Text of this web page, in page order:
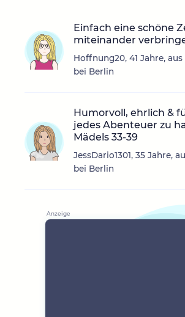
Einfach eine schöne
miteinander
Hoffnung20, 41 Jahre,
bei Berlin
Humorvoll, ehrlich &
jedes Abenteuer zu
Mädels 33-39
JessDario1301, 35 Jahre,
bei Berlin